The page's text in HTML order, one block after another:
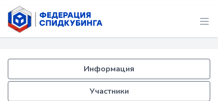
Информация
Участники